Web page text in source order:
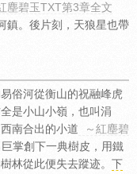
塵碧玉TXT第3章全文
鎮。後片刻，天狼星也帶
俗河從衡山的祝融峰虎
是小山小嶺，也叫涓
南合出的小道
～紅塵碧
掌創下一典樹皮，用鐵
林從此便失去蹤迹。 下